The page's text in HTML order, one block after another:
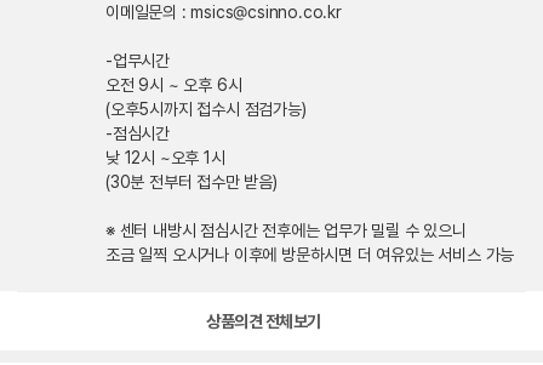
이메일문의 : msics@csinno.co.kr
-업무시간
오전 9시 ~ 오후 6시
(오후5시까지 접수시 점검가능)
-점심시간
낮 12시 ~오후 1시
(30분 전부터 접수만 받음)
※ 센터 내방시 점심시간 전후에는 업무가 밀릴 수 있으니
조금 일찍 오시거나 이후에 방문하시면 더 여유있는 서비스 가능
상품의견 전체보기